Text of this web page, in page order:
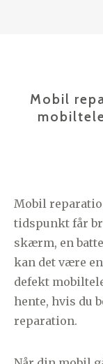
Mobil
Mobil
tidspunkt får
skærm, en
kan det være
defekt
hente, hvis du
reparation.